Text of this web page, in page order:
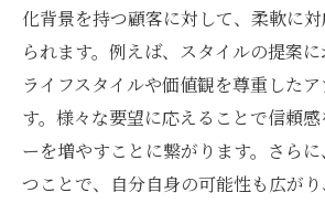
化背景を持つ顧客に対して、柔軟に
られます。例えば、スタイルの提案
ライフスタイルや価値観を尊重した
す。様々な要望に応えることで信頼
ーを増やすことに繋がります。さら
つことで、自分自身の可能性も広が